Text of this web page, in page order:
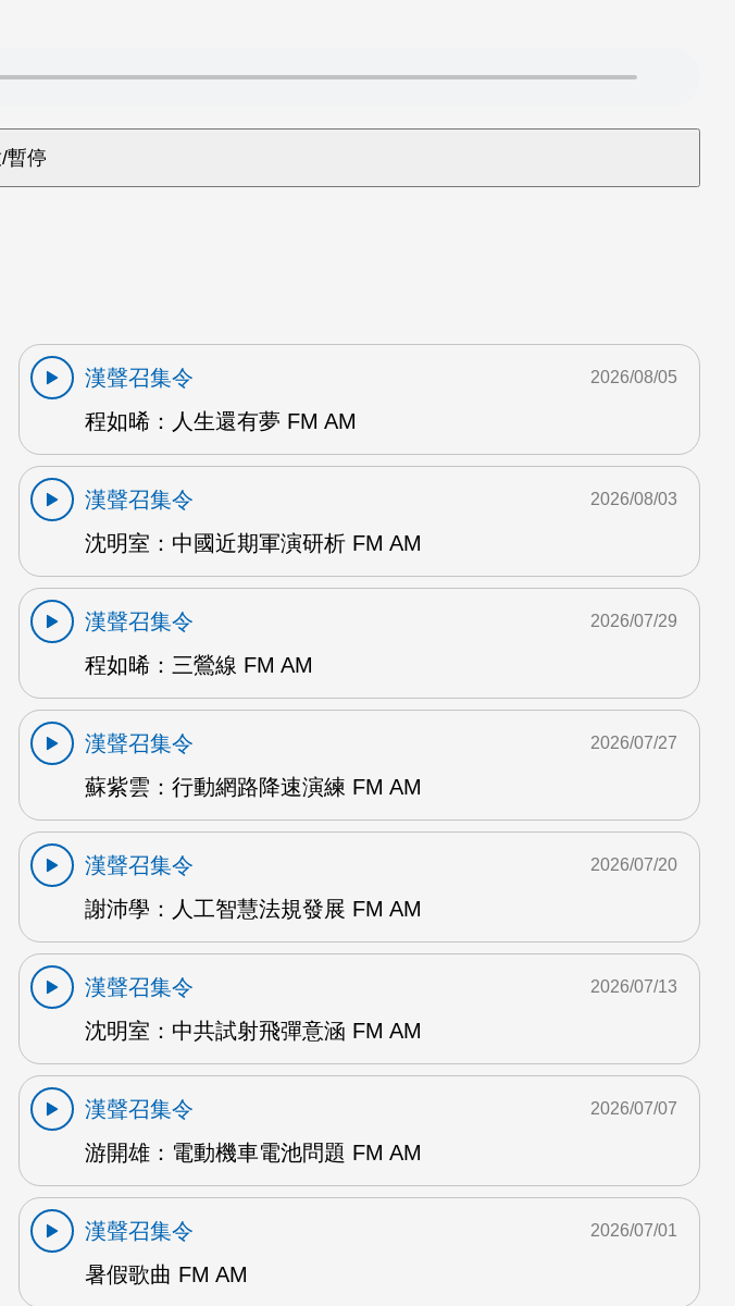
漢聲召集令
程如晞：人生還有夢 FM AM
2026/08/05
漢聲召集令
沈明室：中國近期軍演研析 FM AM
2026/08/03
漢聲召集令
程如晞：三鶯線 FM AM
2026/07/29
漢聲召集令
蘇紫雲：行動網路降速演練 FM AM
2026/07/27
漢聲召集令
謝沛學：人工智慧法規發展 FM AM
2026/07/20
漢聲召集令
沈明室：中共試射飛彈意涵 FM AM
2026/07/13
漢聲召集令
游開雄：電動機車電池問題 FM AM
2026/07/07
漢聲召集令
暑假歌曲 FM AM
2026/07/01